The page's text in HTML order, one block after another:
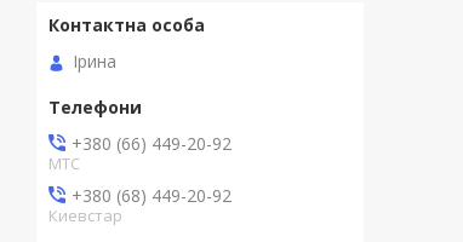
Ірина
+380 (66) 449-20-92
МТС
+380 (68) 449-20-92
Киевстар